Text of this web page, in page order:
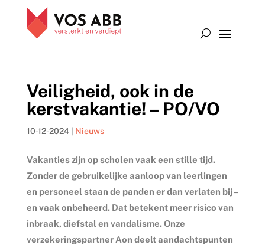
Veiligheid, ook in de
kerstvakantie! – PO/VO
10-12-2024| Nieuws
Vakanties zijn op scholen vaak een stille tijd.
Zonder de gebruikelijke aanloop van leerlingen
en personeel staan de panden er dan verlaten bij –
en vaak onbeheerd. Dat betekent meer risico van
inbraak, diefstal en vandalisme. Onze
verzekeringspartner Aon deelt aandachtspunten